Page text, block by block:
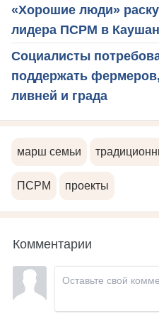
«Хорошие люди»
лидера ПСРМ в
Социалисты
поддержать
ливней и града
марш семьи
ПСРМ проекты
Комментарии